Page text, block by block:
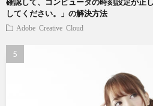
確認して、コンピュータの時刻設定が正
してください。」の解決方法
Adobe Creative Cloud